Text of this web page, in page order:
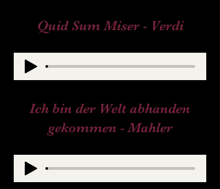
Quid Sum Miser - Verdi
Ich bin der Welt abhanden
gekommen - Mahler